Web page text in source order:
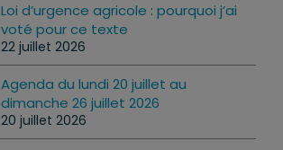
Loi d’urgence agricole : pourquoi j’ai
voté pour ce texte
22 juillet 2026
Agenda du lundi 20 juillet au
dimanche 26 juillet 2026
20 juillet 2026